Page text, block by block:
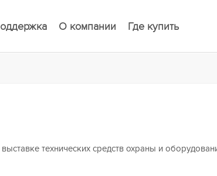
О компании Где купить
технических средств охраны и